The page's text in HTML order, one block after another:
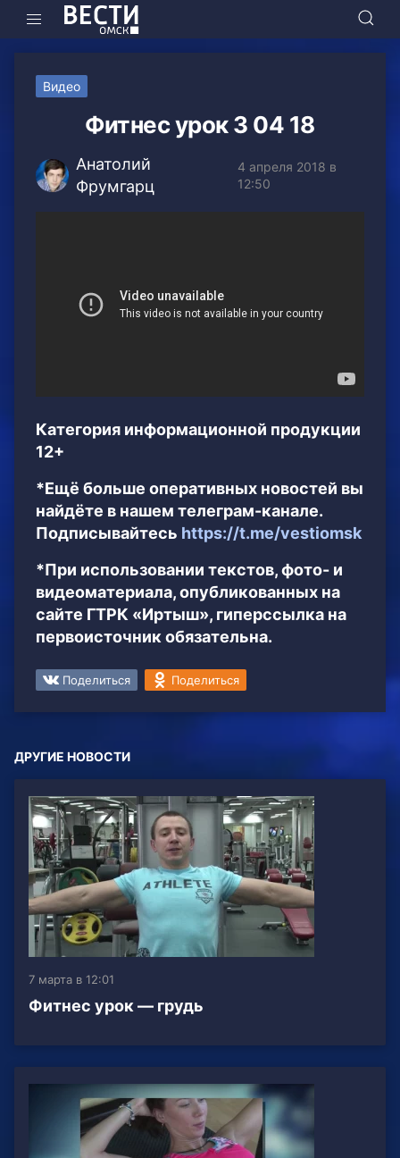
Видео
Фитнес урок 3 04 18
Анатолий
Фрумгарц
4 апреля 2018 в
12:50
Категория информационной продукции
12+
*Ещё больше оперативных новостей вы
найдёте в нашем телеграм-канале.
Подписывайтесь https://t.me/vestiomsk
*При использовании текстов, фото- и
видеоматериала, опубликованных на
сайте ГТРК «Иртыш», гиперссылка на
первоисточник обязательна.
Поделиться Поделиться
ДРУГИЕ НОВОСТИ
7 марта в 12:01
Фитнес урок — грудь